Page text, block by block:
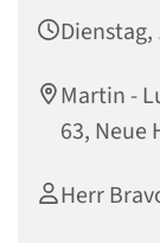
Martin -
63, Neue
Herr